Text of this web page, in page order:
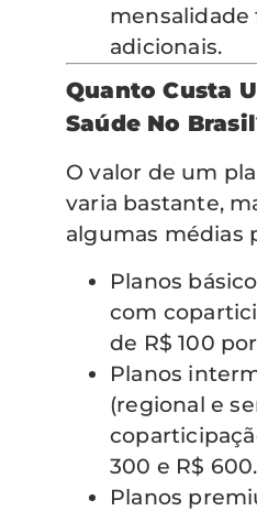
mensalidade
adicionais.
Quanto Custa
Saúde No
O valor de um
varia bastante,
algumas médias
Planos
com
de R$ 100
Planos
(regional e
300 e R$ 600.
Planos